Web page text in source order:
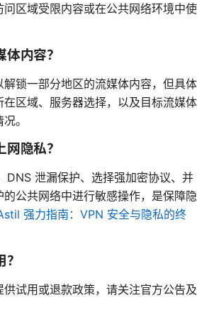
问区域受限内容或在公共网络环境中使
内容？
锁一部分地区的流媒体内容，但具体
区域、服务器选择，以及目标流媒体
。
隐私？
泄漏保护、选择强加密协议、并
公共网络中进行敏感操作，是保障隐
强力指南：VPN 安全与隐私的终
供试用或退款政策，请关注官方公告及